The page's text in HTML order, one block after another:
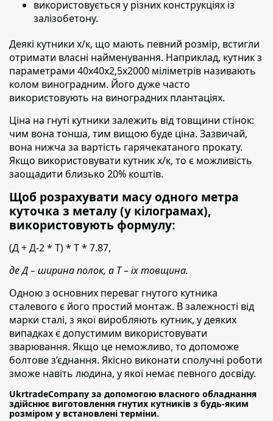
використовується у різних конструкціях із
залізобетону.
Деякі кутники х/к, що мають певний розмір, встигли
отримати власні найменування. Наприклад, кутник з
параметрами 40х40х2,5х2000 міліметрів називають
колом виноградним. Його дуже часто
використовують на виноградних плантаціях.
Ціна на гнуті кутники залежить від товщини стінок:
чим вона тонша, тим вищою буде ціна. Зазвичай,
вона нижча за вартість гарячекатаного прокату.
Якщо використовувати кутник х/к, то є можливість
заощадити близько 20% коштів.
Щоб розрахувати масу одного метра
куточка з металу (у кілограмах),
використовують формулу:
(Д + Д-2 * Т) * Т * 7.87,
де Д – ширина полок, а Т – їх товщина.
Одною з основних переваг гнутого кутника
сталевого є його простий монтаж. В залежності від
марки сталі, з якої виробляють кутник, у деяких
випадках є допустимим використовувати
зварювання. Якщо це неможливо, то допоможе
болтове з’єднання. Якісно виконати сполучні роботи
зможе навіть людина, у якої немає певного досвіду.
UkrtradeCompany за допомогою власного обладнання
здійснює виготовлення гнутих кутників з будь-яким
розміром у встановлені терміни.